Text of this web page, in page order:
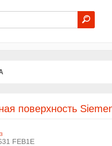
поверхность
FEB1E